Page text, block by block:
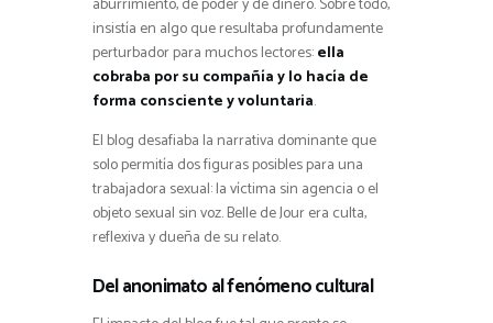
insistía en algo que resultaba profundamente
perturbador para muchos lectores:ella
cobraba por su compañía y lo hacía de
forma consciente y voluntaria.
El blog desafiaba la narrativa dominante que
solo permitía dos figuras posibles para una
trabajadora sexual: la víctima sin agencia o el
objeto sexual sin voz. Belle de Jour era culta,
reflexiva y dueña de su relato.
Del anonimato al fenómeno cultural